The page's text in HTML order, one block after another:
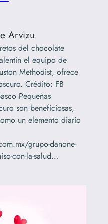
Arvizu
del chocolate
el equipo de
Methodist, ofrece
Crédito: FB
Pequeñas
son beneficiosas,
un elemento diario
grupo-danone-
con-la-salud…